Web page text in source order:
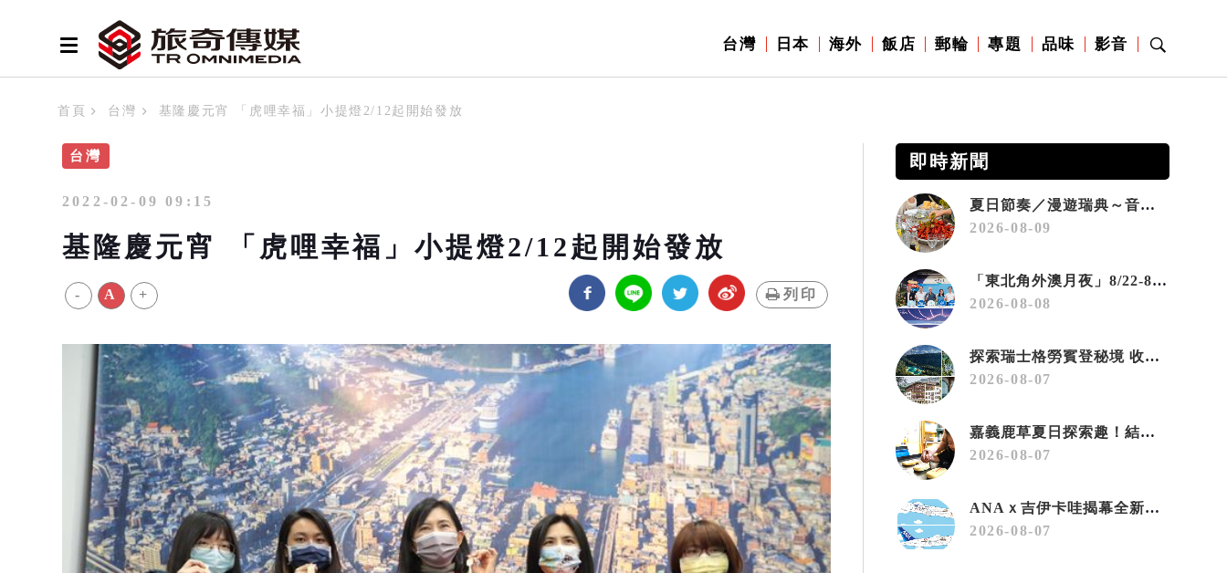
台灣 日本 海外 飯店 郵輪 專題 品味 影音
首頁 台灣 基隆慶元宵 「虎哩幸福」小提燈2/12起開始發放
台灣
2022-02-09 09:15
基隆慶元宵 「虎哩幸福」小提燈2/12起開始發放
- A + 列印
即時新聞
夏日節奏／漫遊瑞典～音樂、療癒桑拿、美味歡樂螯蝦節
2026-08-09
「東北角外澳月夜」8/22-8/23浪漫登場 串聯五漁村、音樂、市集、火舞與慢旅共度夏夜
2026-08-08
探索瑞士格勞賓登秘境 收藏六種阿爾卑斯夏日療癒之旅
2026-08-07
嘉義鹿草夏日探索趣！結合科學、農場與自然的親子小旅行
2026-08-07
ANAｘ吉伊卡哇揭幕全新彩繪機「Chiikawa JET」
2026-08-07